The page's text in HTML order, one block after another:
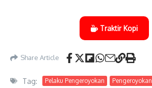
Traktir Kopi
Share Article
Tag: Pelaku Pengeroyokan
Pengeroyokan